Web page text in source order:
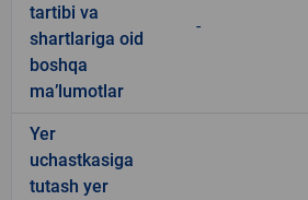
tartibi va
shartlariga oid
boshqa
ma’lumotlar
-
Yer
uchastkasiga
tutash yer